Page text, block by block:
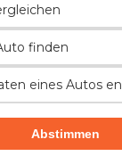
13%
mehr
Maximalgepäck
79%
größer
finden
eines Autos
Abstimmen